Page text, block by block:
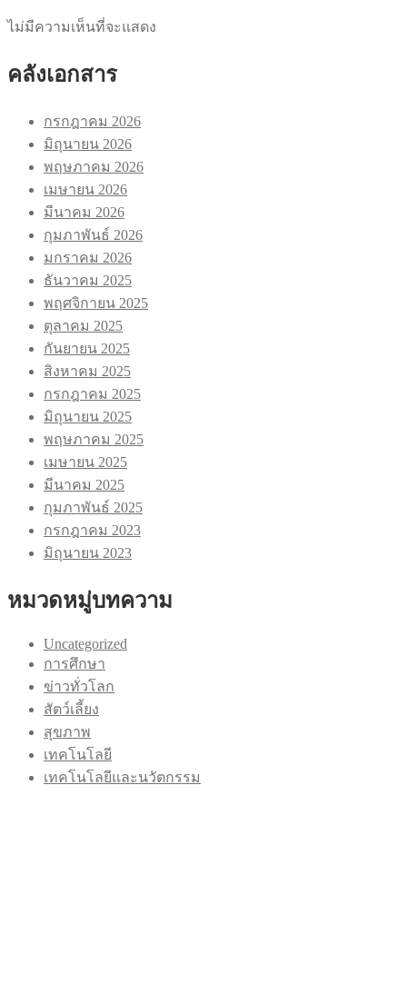
ไม่มีความเห็นที่จะแสดง
คลังเอกสาร
กรกฎาคม 2026
มิถุนายน 2026
พฤษภาคม 2026
เมษายน 2026
มีนาคม 2026
กุมภาพันธ์ 2026
มกราคม 2026
ธันวาคม 2025
พฤศจิกายน 2025
ตุลาคม 2025
กันยายน 2025
สิงหาคม 2025
กรกฎาคม 2025
มิถุนายน 2025
พฤษภาคม 2025
เมษายน 2025
มีนาคม 2025
กุมภาพันธ์ 2025
กรกฎาคม 2023
มิถุนายน 2023
หมวดหมู่บทความ
Uncategorized
การศึกษา
ข่าวทั่วโลก
สัตว์เลี้ยง
สุขภาพ
เทคโนโลยี
เทคโนโลยีและนวัตกรรม